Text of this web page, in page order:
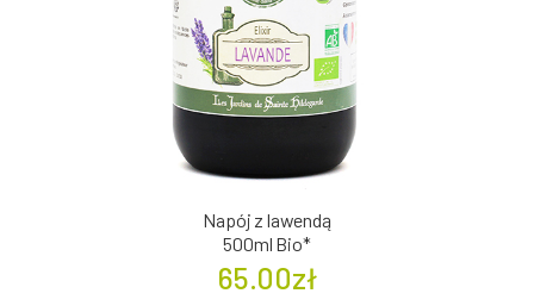
Napój z lawendą
500ml Bio*
65.00zł